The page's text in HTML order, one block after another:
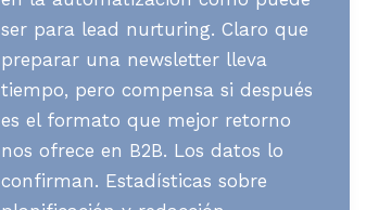
ser para lead nurturing. Claro que
preparar una newsletter lleva
tiempo, pero compensa si después
es el formato que mejor retorno
nos ofrece en B2B. Los datos lo
confirman. Estadísticas sobre